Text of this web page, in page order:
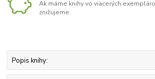
Ak máme knihy vo viacerých
znižujeme
Popis knihy: